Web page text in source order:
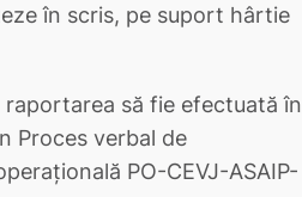
în scris, pe suport hârtie
să fie efectuată în
Proces verbal de
PO-CEVJ-ASAIP-